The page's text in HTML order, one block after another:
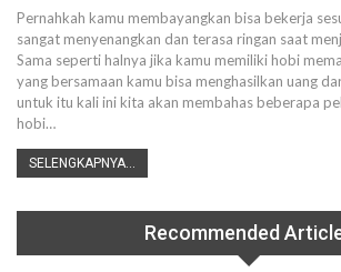
Pernahkah kamu membayangkan bisa bekerja
sangat menyenangkan dan terasa ringan saat
Sama seperti halnya jika kamu memiliki hobi
yang bersamaan kamu bisa menghasilkan uang
untuk itu kali ini kita akan membahas beberapa
hobi…
SELENGKAPNYA...
Recommended